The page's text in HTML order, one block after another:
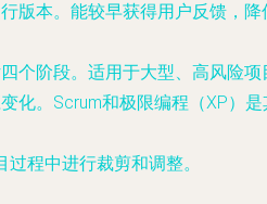
版本。能较早获得用户反馈，
个阶段。适用于大型、高风险项
化。Scrum和极限编程（XP）
程中进行裁剪和调整。